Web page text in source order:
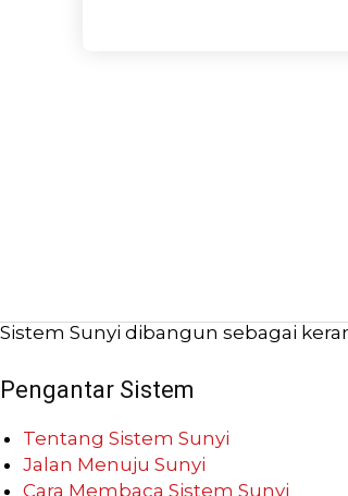
Sistem Sunyi dibangun sebagai
Pengantar Sistem
Tentang Sistem Sunyi
Jalan Menuju Sunyi
Cara Membaca Sistem Sunyi